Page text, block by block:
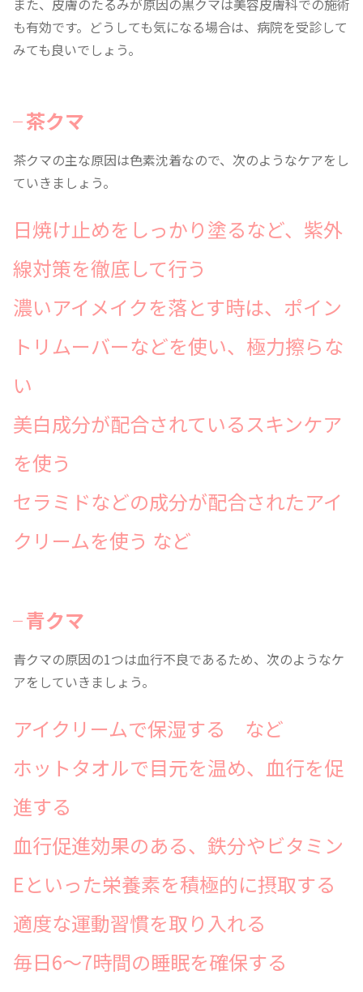
また、皮膚のたるみが原因の黒クマは美容皮膚科での施術
も有効です。どうしても気になる場合は、病院を受診して
みても良いでしょう。
茶クマ
茶クマの主な原因は色素沈着なので、次のようなケアをし
ていきましょう。
日焼け止めをしっかり塗るなど、紫外
線対策を徹底して行う
濃いアイメイクを落とす時は、ポイン
トリムーバーなどを使い、極力擦らな
い
美白成分が配合されているスキンケア
を使う
セラミドなどの成分が配合されたアイ
クリームを使う など
青クマ
青クマの原因の1つは血行不良であるため、次のようなケ
アをしていきましょう。
アイクリームで保湿する など
ホットタオルで目元を温め、血行を促
進する
血行促進効果のある、鉄分やビタミン
Eといった栄養素を積極的に摂取する
適度な運動習慣を取り入れる
毎日6〜7時間の睡眠を確保する